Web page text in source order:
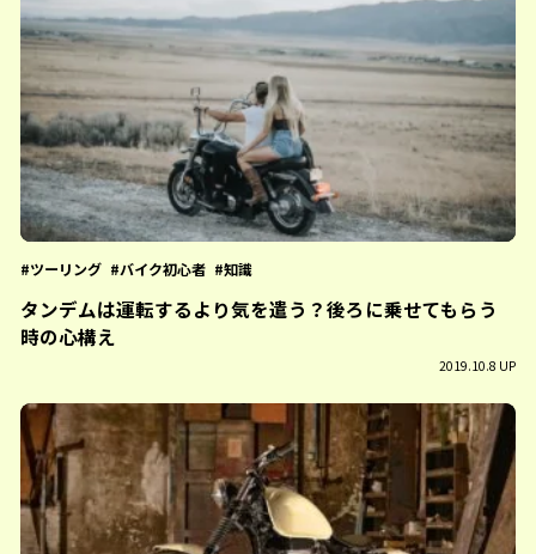
ツーリング バイク初心者 知識
タンデムは運転するより気を遣う？後ろに乗せてもらう
時の心構え
2019.10.8 UP